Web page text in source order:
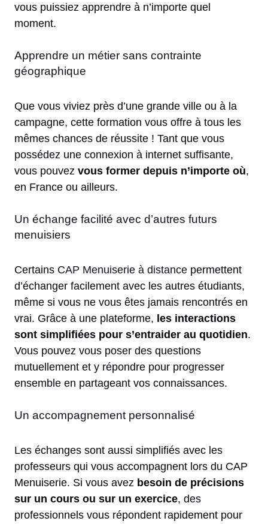
vous puissiez apprendre à n’importe quel
moment.
Apprendre un métier sans contrainte
géographique
Que vous viviez près d’une grande ville ou à la
campagne, cette formation vous offre à tous les
mêmes chances de réussite ! Tant que vous
possédez une connexion à internet suffisante,
vous pouvez vous former depuis n’importe où,
en France ou ailleurs.
Un échange facilité avec d’autres futurs
menuisiers
Certains CAP Menuiserie à distance permettent
d’échanger facilement avec les autres étudiants,
même si vous ne vous êtes jamais rencontrés en
vrai. Grâce à une plateforme, les interactions
sont simplifiées pour s’entraider au quotidien.
Vous pouvez vous poser des questions
mutuellement et y répondre pour progresser
ensemble en partageant vos connaissances.
Un accompagnement personnalisé
Les échanges sont aussi simplifiés avec les
professeurs qui vous accompagnent lors du CAP
Menuiserie. Si vous avez besoin de précisions
sur un cours ou sur un exercice, des
professionnels vous répondent rapidement pour